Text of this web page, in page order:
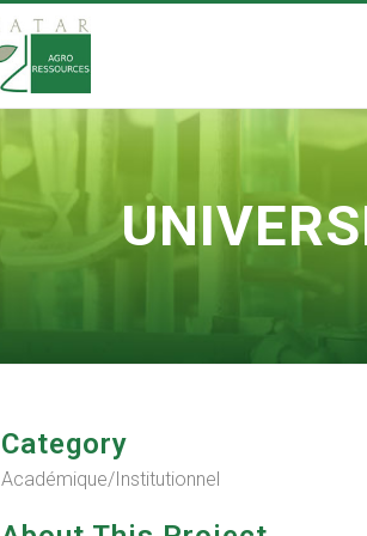
Category
Académique/Institutionnel